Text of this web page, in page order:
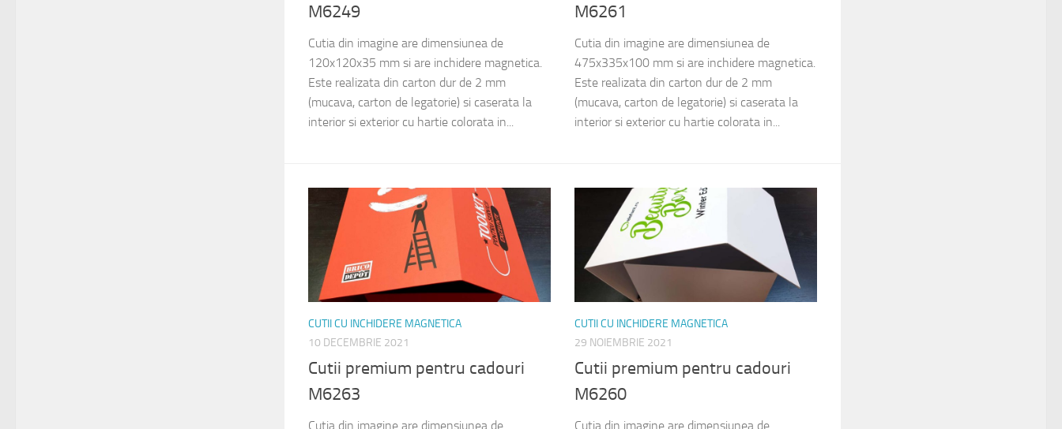
M6249
Cutia din imagine are dimensiunea de
120x120x35 mm si are inchidere magnetica.
Este realizata din carton dur de 2 mm
(mucava, carton de legatorie) si caserata la
interior si exterior cu hartie colorata in...
M6261
Cutia din imagine are dimensiunea de
475x335x100 mm si are inchidere magnetica.
Este realizata din carton dur de 2 mm
(mucava, carton de legatorie) si caserata la
interior si exterior cu hartie colorata in...
CUTII CU INCHIDERE MAGNETICA
10 DECEMBRIE 2021
Cutii premium pentru cadouri
M6263
Cutia din imagine are dimensiunea de
CUTII CU INCHIDERE MAGNETICA
29 NOIEMBRIE 2021
Cutii premium pentru cadouri
M6260
Cutia din imagine are dimensiunea de